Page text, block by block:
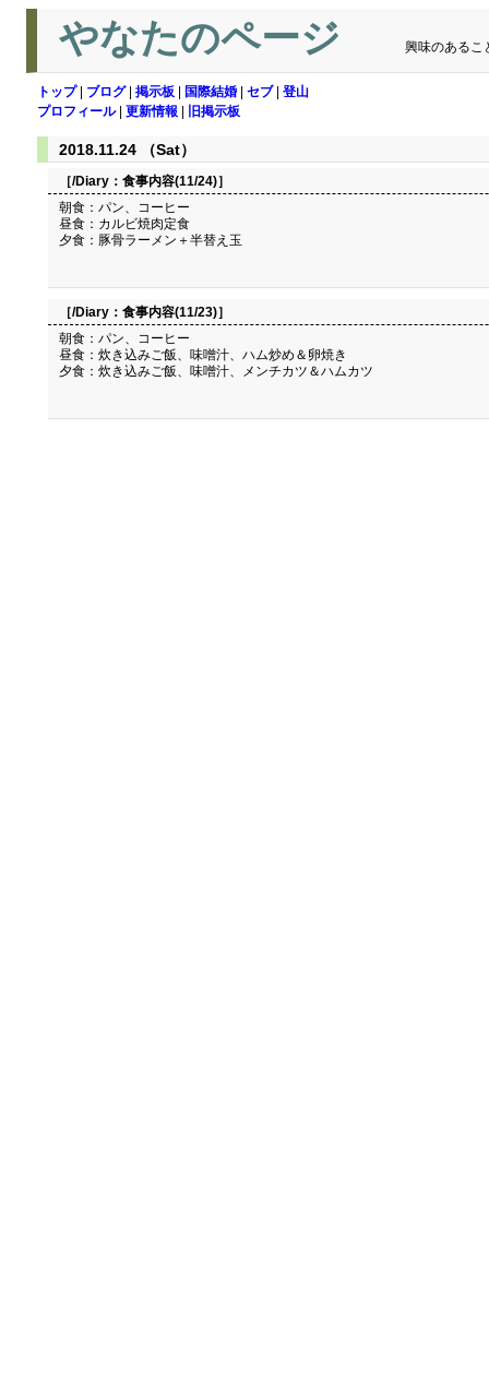
やなたのページ 興味のあるこ
トップ| ブログ| 掲示板 国際結婚 セブ| 登山
プロフィール| 更新情報 旧掲示板
2018.11.24 （Sat）
［/Diary： 食事内容(11/24)］
朝食：パン、コーヒー
昼食：カルビ焼肉定食
夕食：豚骨ラーメン＋半替え玉
［/Diary： 食事内容(11/23)］
朝食：パン、コーヒー
昼食：炊き込みご飯、味噌汁、ハム炒め＆卵焼き
夕食：炊き込みご飯、味噌汁、メンチカツ＆ハムカツ